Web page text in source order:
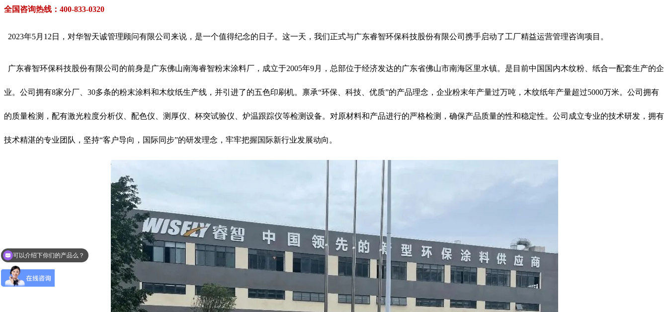
全国咨询热线：400-833-0320
2023年5月12日，对华智天诚管理顾问有限公司来说，是一个值得纪念的日子。这一天，我们正式与广东睿智环保科技股份有限公司携手启动了工厂精益运营管理咨询项目。
广东睿智环保科技股份有限公司的前身是广东佛山南海睿智粉末涂料厂，成立于2005年9月，总部位于经济发达的广东省佛山市南海区里水镇。是目前中国国内木纹粉、纸合一配套生产的企
业。公司拥有8家分厂、30多条的粉末涂料和木纹纸生产线，并引进了的五色印刷机。禀承“环保、科技、优质”的产品理念，企业粉末年产量过万吨，木纹纸年产量超过5000万米。公司拥有
的质量检测，配有激光粒度分析仪、配色仪、测厚仪、杯突试验仪、炉温跟踪仪等检测设备。对原材料和产品进行的严格检测，确保产品质量的性和稳定性。公司成立专业的技术研发，拥有
技术精湛的专业团队，坚持“客户导向，国际同步”的研发理念，牢牢把握国际新行业发展动向。
你们是怎么收费的呢？